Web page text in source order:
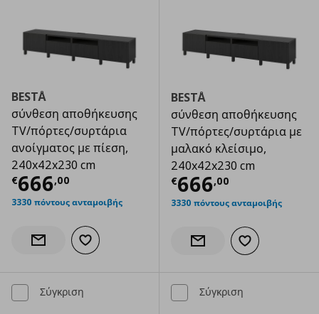
BESTÅ
σύνθεση αποθήκευσης
TV/πόρτες/συρτάρια
ανοίγματος με πίεση,
240x42x230 cm
€666,00
Τρέχουσα τιμή € 666,00
3330 πόντους ανταμοιβής
Ενημέρωση διαθεσιμότητας
Προσθήκη στα αγαπημένα
BESTÅ
σύνθεση αποθήκευσης
TV/πόρτες/συρτάρια με
μαλακό κλείσιμο,
240x42x230 cm
€666,00
Τρέχουσα
3330 πόντους ανταμοιβής
Ενημέρωση διαθεσιμότητας
Προσθήκη στα
Σύγκριση Σύγκριση